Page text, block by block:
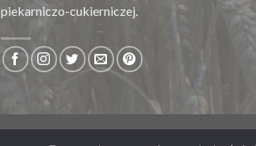
piekarniczo-cukierniczej.